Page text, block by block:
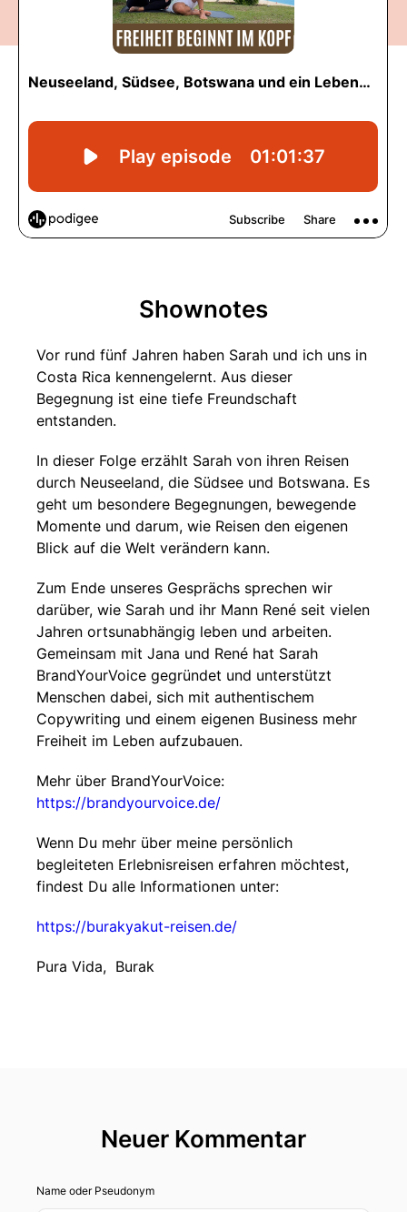
Shownotes
Vor rund fünf Jahren haben Sarah und ich uns in
Costa Rica kennengelernt. Aus dieser
Begegnung ist eine tiefe Freundschaft
entstanden.
In dieser Folge erzählt Sarah von ihren Reisen
durch Neuseeland, die Südsee und Botswana. Es
geht um besondere Begegnungen, bewegende
Momente und darum, wie Reisen den eigenen
Blick auf die Welt verändern kann.
Zum Ende unseres Gesprächs sprechen wir
darüber, wie Sarah und ihr Mann René seit vielen
Jahren ortsunabhängig leben und arbeiten.
Gemeinsam mit Jana und René hat Sarah
BrandYourVoice gegründet und unterstützt
Menschen dabei, sich mit authentischem
Copywriting und einem eigenen Business mehr
Freiheit im Leben aufzubauen.
Mehr über BrandYourVoice:
https://brandyourvoice.de/
Wenn Du mehr über meine persönlich
begleiteten Erlebnisreisen erfahren möchtest,
findest Du alle Informationen unter:
https://burakyakut-reisen.de/
Pura Vida, Burak
Neuer Kommentar
Name oder Pseudonym